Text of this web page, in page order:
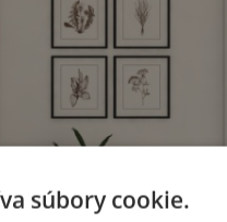
súbory cookie.